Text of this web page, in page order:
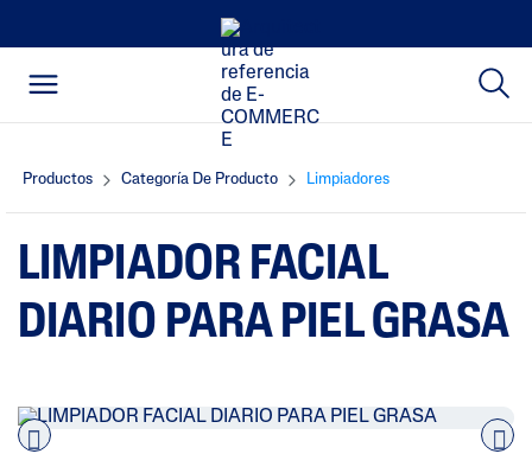
Productos Categoría De Producto Limpiadores
LIMPIADOR FACIAL
DIARIO PARA PIEL GRASA